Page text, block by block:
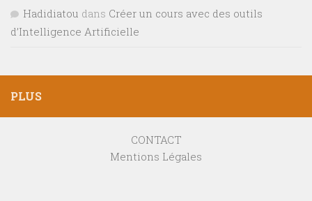
Hadidiatou dans Créer un cours avec des outils
d’Intelligence Artificielle
PLUS
CONTACT
Mentions Légales